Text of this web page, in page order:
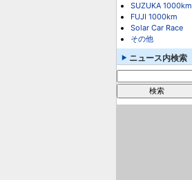
SUZUKA 1000km
FUJI 1000km
Solar Car Race
その他
ニュース内検索